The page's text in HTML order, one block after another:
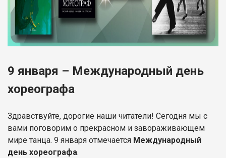
9 января – Международный день
хореографа
Здравствуйте, дорогие наши читатели! Сегодня мы с
вами поговорим о прекрасном и завораживающем
мире танца. 9 января отмечается Международный
день хореографа.